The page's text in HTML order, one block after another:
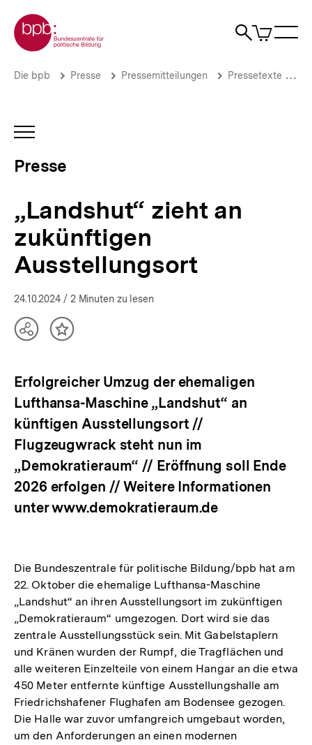
zum
Seiteninhalt
springen
Zur Startseite der bpb
Suche
Artikel
im
„Landshut“
Ausstellungsort
Brotkrümelnavigation
Pfadnavigation
Die bpb Presse Pressemitteilungen Pressetexte 2024
INHALTSNAVIGATION
Presse
„Landshut“ zieht an
zukünftigen
Ausstellungsort
24.10.2024 / 2 Minuten zu lesen
TeilenInhalt
Erfolgreicher Umzug der ehemaligen
Lufthansa-Maschine „Landshut“ an
künftigen Ausstellungsort //
Flugzeugwrack steht nun im
„Demokratieraum“ // Eröffnung soll Ende
2026 erfolgen // Weitere Informationen
unter www.demokratieraum.de
Die Bundeszentrale für politische Bildung/bpb hat am
22. Oktober die ehemalige Lufthansa-Maschine
„Landshut“ an ihren Ausstellungsort im zukünftigen
„Demokratieraum“ umgezogen. Dort wird sie das
zentrale Ausstellungsstück sein. Mit Gabelstaplern
und Kränen wurden der Rumpf, die Tragflächen und
alle weiteren Einzelteile von einem Hangar an die etwa
450 Meter entfernte künftige Ausstellungshalle am
Friedrichshafener Flughafen am Bodensee gezogen.
Die Halle war zuvor umfangreich umgebaut worden,
um den Anforderungen an einen modernen